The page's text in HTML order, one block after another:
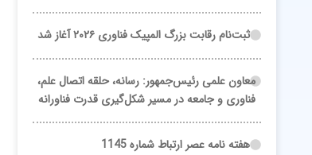
ثبت‌نام رقابت بزرگ المپیک فناوری ۲۰۲۶ آغاز شد
معاون علمی رئیس‌جمهور: رسانه، حلقه اتصال علم،
فناوری و جامعه در مسیر شکل‌گیری قدرت فناورانه
هفته نامه عصر ارتباط شماره 1145